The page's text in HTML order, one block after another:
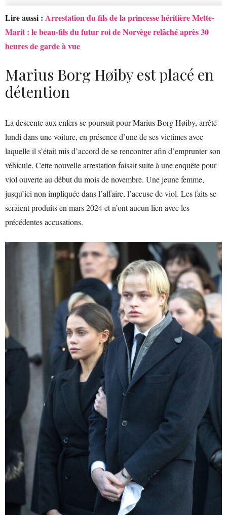
Lire aussi : Arrestation du fils de la princesse héritière Mette-
Marit : le beau-fils du futur roi de Norvège relâché après 30
heures de garde à vue
Marius Borg Høiby est placé en
détention
La descente aux enfers se poursuit pour Marius Borg Høiby, arrêté
lundi dans une voiture, en présence d’une de ses victimes avec
laquelle il s’était mis d’accord de se rencontrer afin d’emprunter son
véhicule. Cette nouvelle arrestation faisait suite à une enquête pour
viol ouverte au début du mois de novembre. Une jeune femme,
jusqu’ici non impliquée dans l’affaire, l’accuse de viol. Les faits se
seraient produits en mars 2024 et n’ont aucun lien avec les
précédentes accusations.